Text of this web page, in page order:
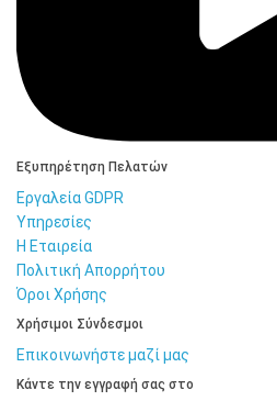
Εξυπηρέτηση Πελατών
Εργαλεία GDPR
Υπηρεσίες
Η Εταιρεία
Πολιτική Απορρήτου
Όροι Χρήσης
Χρήσιμοι Σύνδεσμοι
Επικοινωνήστε μαζί μας
Κάντε την εγγραφή σας στο